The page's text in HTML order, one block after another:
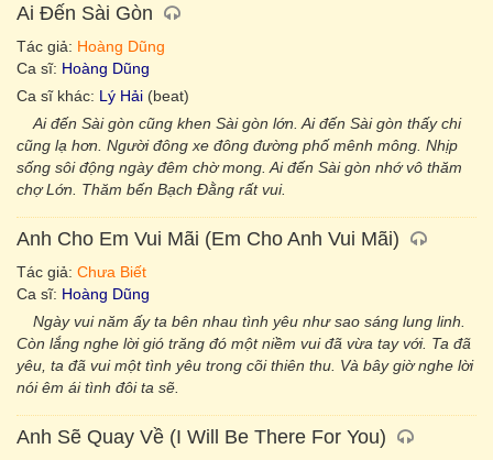
Ai Đến Sài Gòn
Tác giả: Hoàng Dũng
Ca sĩ: Hoàng Dũng
Ca sĩ khác: Lý Hải (beat)
Ai đến Sài gòn cũng khen Sài gòn lớn. Ai đến Sài gòn thấy chi
cũng lạ hơn. Người đông xe đông đường phố mênh mông. Nhịp
sống sôi động ngày đêm chờ mong. Ai đến Sài gòn nhớ vô thăm
chợ Lớn. Thăm bến Bạch Đằng rất vui.
Anh Cho Em Vui Mãi (Em Cho Anh Vui Mãi)
Tác giả: Chưa Biết
Ca sĩ: Hoàng Dũng
Ngày vui năm ấy ta bên nhau tình yêu như sao sáng lung linh.
Còn lắng nghe lời gió trăng đó một niềm vui đã vừa tay với. Ta đã
yêu, ta đã vui một tình yêu trong cõi thiên thu. Và bây giờ nghe lời
nói êm ái tình đôi ta sẽ.
Anh Sẽ Quay Về (I Will Be There For You)